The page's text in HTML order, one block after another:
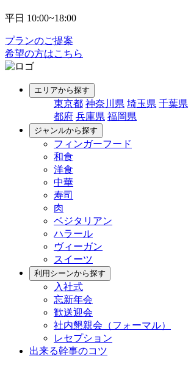
平日 10:00~18:00
プランのご提案
希望の方はこちら
エリアから探す
東京都 神奈川県 埼玉県 千葉県
都府 兵庫県 福岡県
ジャンルから探す
フィンガーフード
和食
洋食
中華
寿司
肉
ベジタリアン
ハラール
ヴィーガン
スイーツ
利用シーンから探す
入社式
忘新年会
歓送迎会
社内懇親会（フォーマル）
レセプション
出来る幹事のコツ